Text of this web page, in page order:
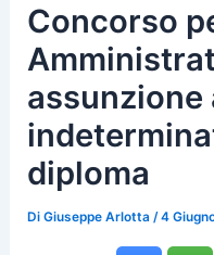
Concorso
assunzione
diploma
DiGiuseppe Arlotta /4